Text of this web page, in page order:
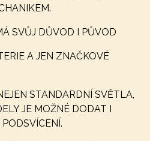
SVŮJ DŮVOD I PŮVOD
A JEN ZNAČKOVÉ
STANDARDNÍ SVĚTLA,
JE MOŽNÉ DODAT I